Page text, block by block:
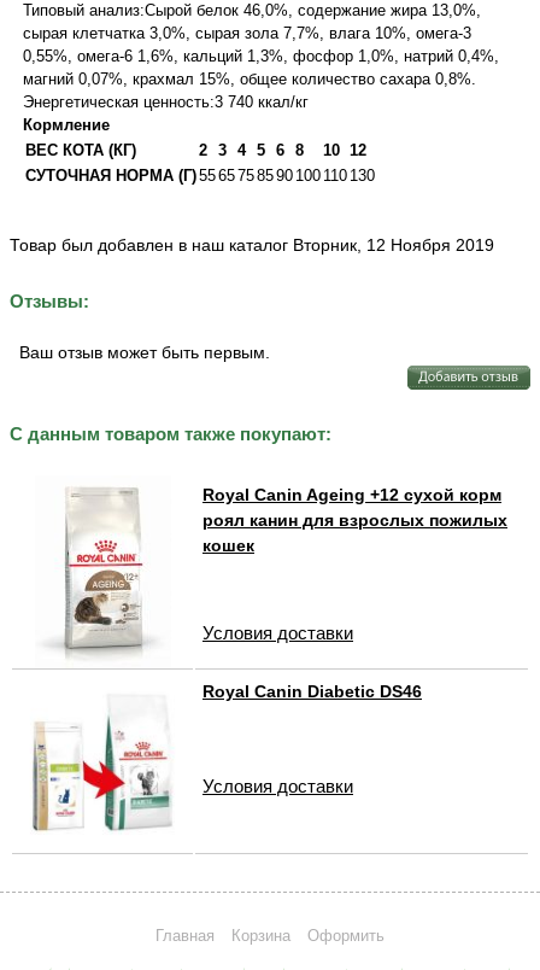
Типовый анализ:Сырой белок 46,0%, содержание жира 13,0%,
сырая клетчатка 3,0%, сырая зола 7,7%, влага 10%, омега-3
0,55%, омега-6 1,6%, кальций 1,3%, фосфор 1,0%, натрий 0,4%,
магний 0,07%, крахмал 15%, общее количество сахара 0,8%.
Энергетическая ценность:3 740 ккал/кг
Кормление
ВЕС КОТА (КГ)
2 3 4 5 6 8 10 12
СУТОЧНАЯ НОРМА (Г)5565758590 100 110 130
Товар был добавлен в наш каталог Вторник, 12 Ноября 2019
Отзывы:
Ваш отзыв может быть первым.
С данным товаром также покупают:
Royal Canin Ageing +12 сухой корм
роял канин для взрослых пожилых
кошек
Условия доставки
Royal Canin Diabetic DS46
Условия доставки
Главная Корзина Оформить